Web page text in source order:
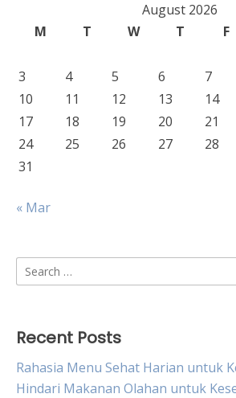
August 2026
M
T W T F
3
4 5 6 7
10
11 12 13 14
17
18 19 20 21
24
25 26 27 28
31
« Mar
Search
for:
Recent Posts
Rahasia Menu Sehat Harian untuk
Hindari Makanan Olahan untuk